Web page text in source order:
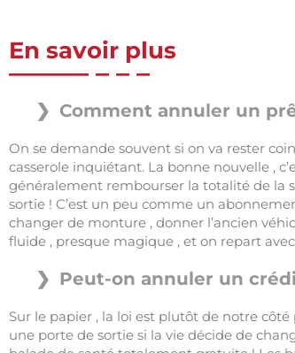
En savoir plus
Comment annuler un
On se demande souvent si on va rester
casserole inquiétant. La bonne nouvelle ,
généralement rembourser la totalité de la
sortie ! C’est un peu comme un
changer de monture , donner l’ancien
fluide , presque magique , et on repart
Peut-on annuler un
Sur le papier , la loi est plutôt de notre
une porte de sortie si la vie décide de